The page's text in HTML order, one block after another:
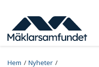
huvudinnehåll
Hem
Nyheter